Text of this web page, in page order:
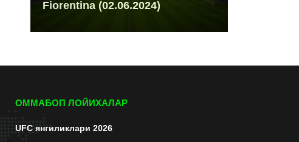
Fiorentina (02.06.2024)
ОММАБОП ЛОЙИХАЛАР
UFC янгиликлари 2026